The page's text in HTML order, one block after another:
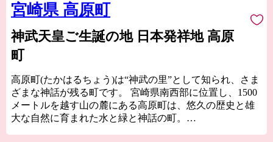
宮崎県 高原町
神武天皇ご生誕の地 日本発祥地 高原
町
高原町(たかはるちょう)は“神武の里”として知られ、さま
ざまな神話が残る町です。 宮崎県南西部に位置し、1500
メートルを越す山の麓にある高原町は、悠久の歴史と雄
大な自然に育まれた水と緑と神話の町。